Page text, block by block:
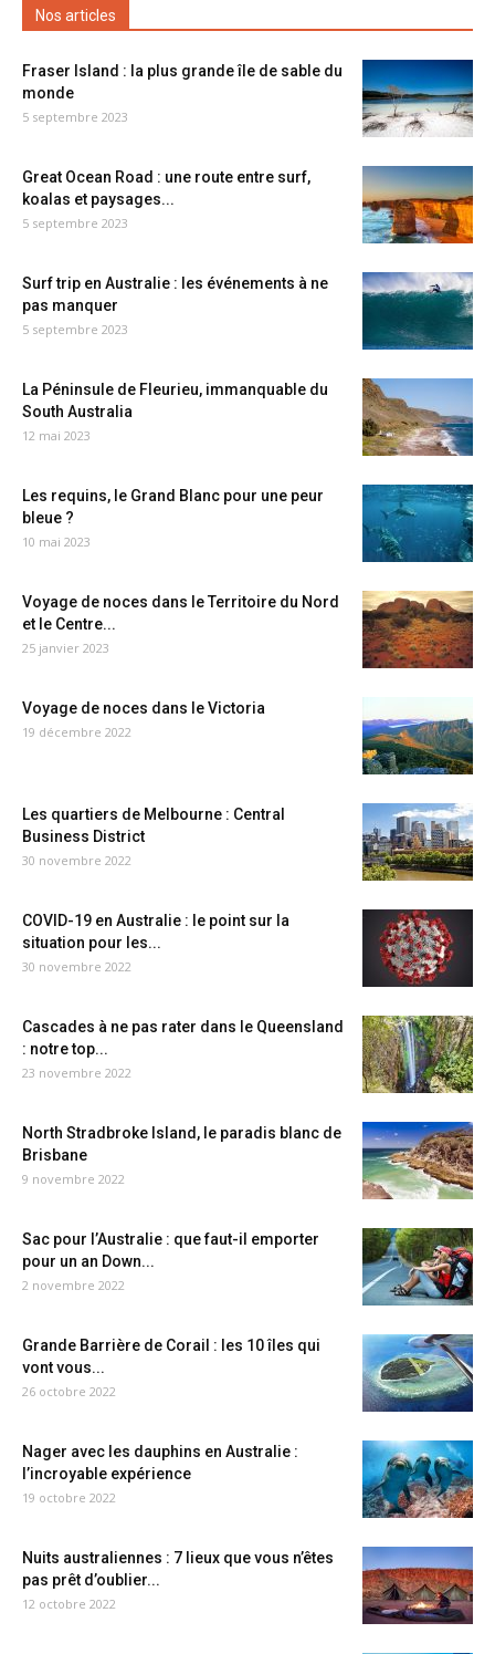
Nos articles
Fraser Island : la plus grande île de sable du
monde
5 septembre 2023
Great Ocean Road : une route entre surf,
koalas et paysages...
5 septembre 2023
Surf trip en Australie : les événements à ne
pas manquer
5 septembre 2023
La Péninsule de Fleurieu, immanquable du
South Australia
12 mai 2023
Les requins, le Grand Blanc pour une peur
bleue ?
10 mai 2023
Voyage de noces dans le Territoire du Nord
et le Centre...
25 janvier 2023
Voyage de noces dans le Victoria
19 décembre 2022
Les quartiers de Melbourne : Central
Business District
30 novembre 2022
COVID-19 en Australie : le point sur la
situation pour les...
30 novembre 2022
Cascades à ne pas rater dans le Queensland
: notre top...
23 novembre 2022
North Stradbroke Island, le paradis blanc de
Brisbane
9 novembre 2022
Sac pour l’Australie : que faut-il emporter
pour un an Down...
2 novembre 2022
Grande Barrière de Corail : les 10 îles qui
vont vous...
26 octobre 2022
Nager avec les dauphins en Australie :
l’incroyable expérience
19 octobre 2022
Nuits australiennes : 7 lieux que vous n’êtes
pas prêt d’oublier...
12 octobre 2022